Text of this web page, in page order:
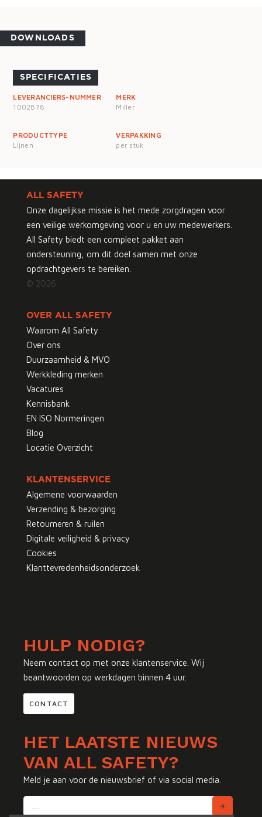
DOWNLOADS
SPECIFICATIES
LEVERANCIERS-NUMMER
1002878
MERK
Miller
PRODUCTTYPE
Lijnen
VERPAKKING
per stuk
ALL SAFETY
Onze dagelijkse missie is het mede zorgdragen voor
een veilige werkomgeving voor u en uw medewerkers.
All Safety biedt een compleet pakket aan
ondersteuning, om dit doel samen met onze
opdrachtgevers te bereiken.
© 2026
OVER ALL SAFETY
Waarom All Safety
Over ons
Duurzaamheid & MVO
Werkkleding merken
Vacatures
Kennisbank
EN ISO Normeringen
Blog
Locatie Overzicht
KLANTENSERVICE
Algemene voorwaarden
Verzending & bezorging
Retourneren & ruilen
Digitale veiligheid & privacy
Cookies
Klanttevredenheidsonderzoek
HULP NODIG?
Neem contact op met onze klantenservice. Wij
beantwoorden op werkdagen binnen 4 uur.
CONTACT
HET LAATSTE NIEUWS
VAN ALL SAFETY?
Meld je aan voor de nieuwsbrief of via social media.